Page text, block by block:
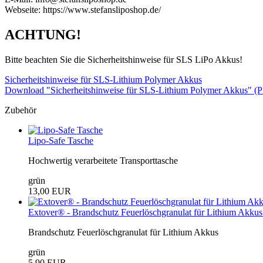
Webseite: https://www.stefansliposhop.de/
ACHTUNG!
Bitte beachten Sie die Sicherheitshinweise für SLS LiPo Akkus!
Sicherheitshinweise für SLS-Lithium Polymer Akkus
Download "Sicherheitshinweise für SLS-Lithium Polymer Akkus"
Zubehör
Lipo-Safe Tasche
Hochwertig verarbeitete Transporttasche
grün
13,00 EUR
Extover® - Brandschutz Feuerlöschgranulat für Lithium
Brandschutz Feuerlöschgranulat für Lithium Akkus
grün